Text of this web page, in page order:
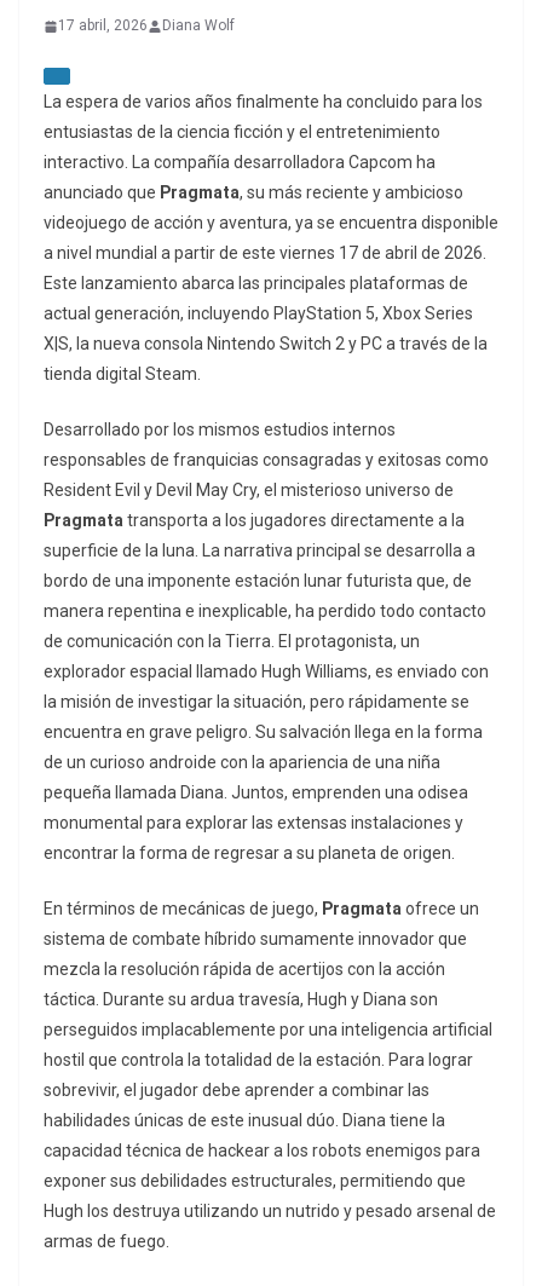
17 abril, 2026 Diana Wolf
La espera de varios años finalmente ha concluido para los
entusiastas de la ciencia ficción y el entretenimiento
interactivo. La compañía desarrolladora Capcom ha
anunciado que Pragmata, su más reciente y ambicioso
videojuego de acción y aventura, ya se encuentra disponible
a nivel mundial a partir de este viernes 17 de abril de 2026.
Este lanzamiento abarca las principales plataformas de
actual generación, incluyendo PlayStation 5, Xbox Series
X|S, la nueva consola Nintendo Switch 2 y PC a través de la
tienda digital Steam.
Desarrollado por los mismos estudios internos
responsables de franquicias consagradas y exitosas como
Resident Evil y Devil May Cry, el misterioso universo de
Pragmata transporta a los jugadores directamente a la
superficie de la luna. La narrativa principal se desarrolla a
bordo de una imponente estación lunar futurista que, de
manera repentina e inexplicable, ha perdido todo contacto
de comunicación con la Tierra. El protagonista, un
explorador espacial llamado Hugh Williams, es enviado con
la misión de investigar la situación, pero rápidamente se
encuentra en grave peligro. Su salvación llega en la forma
de un curioso androide con la apariencia de una niña
pequeña llamada Diana. Juntos, emprenden una odisea
monumental para explorar las extensas instalaciones y
encontrar la forma de regresar a su planeta de origen.
En términos de mecánicas de juego, Pragmata ofrece un
sistema de combate híbrido sumamente innovador que
mezcla la resolución rápida de acertijos con la acción
táctica. Durante su ardua travesía, Hugh y Diana son
perseguidos implacablemente por una inteligencia artificial
hostil que controla la totalidad de la estación. Para lograr
sobrevivir, el jugador debe aprender a combinar las
habilidades únicas de este inusual dúo. Diana tiene la
capacidad técnica de hackeara los robots enemigos para
exponer sus debilidades estructurales, permitiendo que
Hugh los destruya utilizando un nutrido y pesado arsenal de
armas de fuego.